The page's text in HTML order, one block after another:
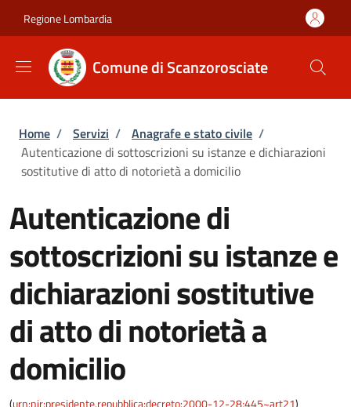
Regione Lombardia
Comune di Scanzorosciate
Briciole di pane
Home / Servizi / Anagrafe e stato civile /
Autenticazione di sottoscrizioni su istanze e dichiarazioni
sostitutive di atto di notorietà a domicilio
Autenticazione di
sottoscrizioni su istanze e
dichiarazioni sostitutive
di atto di notorietà a
domicilio
(urn:nir:presidente.repubblica:decreto:2000-12-28;445~art21)